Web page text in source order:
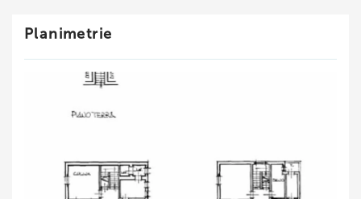
Planimetrie